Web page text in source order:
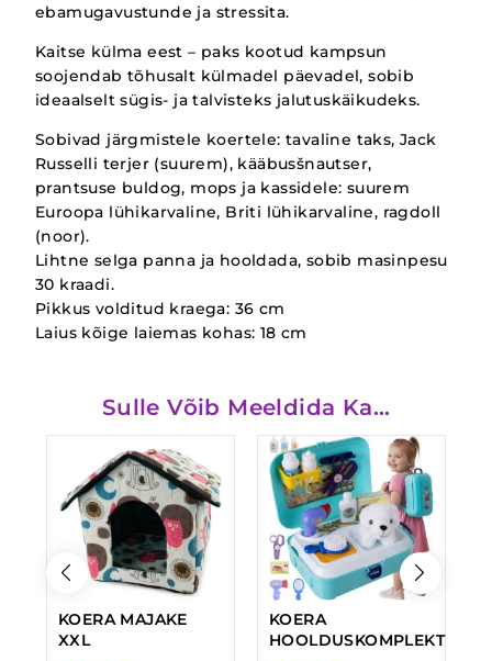
ebamugavustunde ja stressita.
Kaitse külma eest – paks kootud kampsun
soojendab tõhusalt külmadel päevadel, sobib
ideaalselt sügis- ja talvisteks jalutuskäikudeks.
Sobivad järgmistele koertele: tavaline taks, Jack
Russelli terjer (suurem), kääbusšnautser,
prantsuse buldog, mops ja kassidele: suurem
Euroopa lühikarvaline, Briti lühikarvaline, ragdoll
(noor).
Lihtne selga panna ja hooldada, sobib masinpesu
30 kraadi.
Pikkus volditud kraega: 36 cm
Laius kõige laiemas kohas: 18 cm
Sulle Võib Meeldida Ka…
KOERA MAJAKE
XXL
KOERA
HOOLDUSKOMPLEKT